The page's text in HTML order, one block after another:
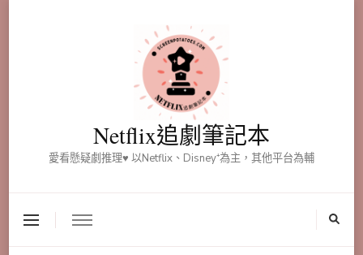
Netflix追劇筆記本
愛看懸疑劇推理♥ 以Netflix、Disney⁺為主，其他平台為輔